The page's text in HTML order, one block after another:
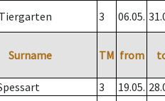
3 06.05.
Surname TM from
3 19.05.